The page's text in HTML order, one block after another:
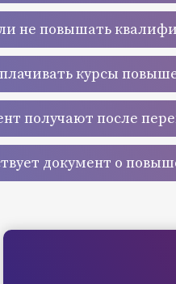
не повышать
курсы
получают после
документ о